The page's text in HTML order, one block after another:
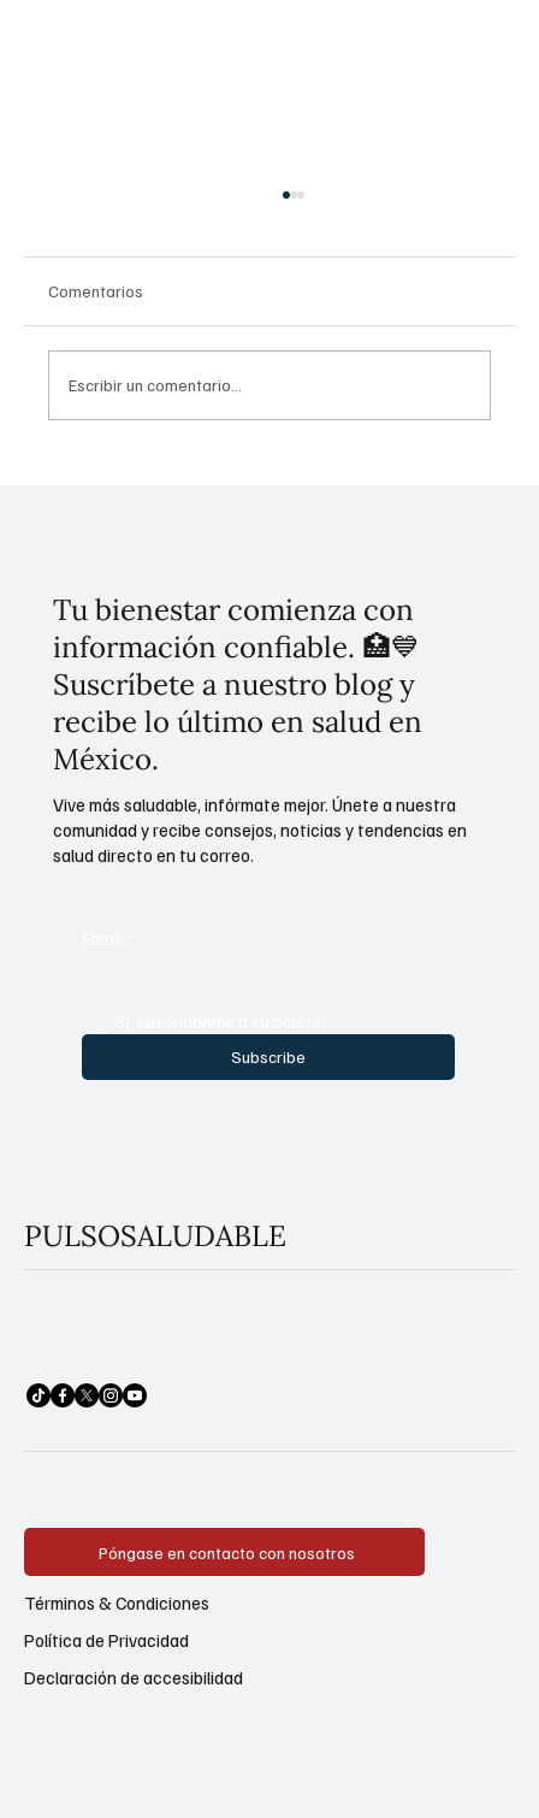
Comentarios
Escribir un comentario...
Tu bienestar comienza con
información confiable. 🏥💙
Suscríbete a nuestro blog y
recibe lo último en salud en
México.
Subscribe
Vive más saludable, infórmate mejor. Únete a nuestra
comunidad y recibe consejos, noticias y tendencias en
salud directo en tu correo.
PULSOSALUDABLE
Póngase en contacto con nosotros
Política de Privacidad
Términos & Condiciones
Declaración de accesibilidad